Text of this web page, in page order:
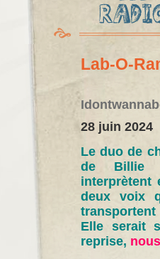
Lab-O-
28 juin 2024
Le duo de
de Billie
interprètent
deux voix
Elle serait
reprise,